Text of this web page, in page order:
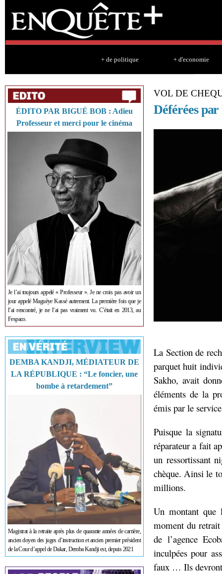
+ de politique + d'economie
ÉDITO PAR BIGUÉ BOB : Adieu
Professeur et merci pour le cinéma
Je l’ai toujours appelé « Professeur ». Je ne crois pas avoir un
jour appelé Maguèye Kassé autrement. La première fois que je
l’ai rencontré, je ne l’ai pas vraiment vu. C’était en 2013, au
Fespaco.
DEMBA KANDJI, MÉDIATEUR DE
LA RÉPUBLIQUE : “Le foncier, une
bombe à retardement”
Magistrat à la retraite après plus de quarante années de carrière,
ancien doyen des juges d’instruction et ancien premier président
de la Cour d’appel de Dakar, Demba Kandji est, depuis 2021
VOL DE
Déférées par
La Section de
parquet huit
Sakho, avait
éléments de la
émis par le
Puisque la
réparateur a fait
un ressortissant
chèque. Ainsi le
millions.
Un montant que
moment du retrait
de l’agence
inculpées pour
faux … Ils devront